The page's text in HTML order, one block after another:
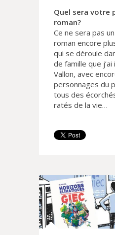
Quel sera votre
roman?
Ce ne sera pas
roman encore
qui se déroule
de famille que
Vallon, avec
personnages du
tous des
ratés de la vie…